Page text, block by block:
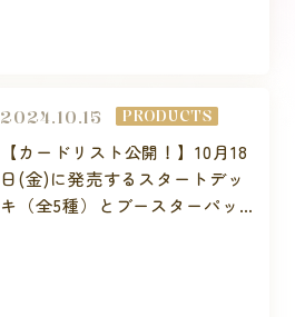
2024.10.15 PRODUCTS
【カードリスト公開！】10月18
日(金)に発売するスタートデッ
キ（全5種）とブースターパッ